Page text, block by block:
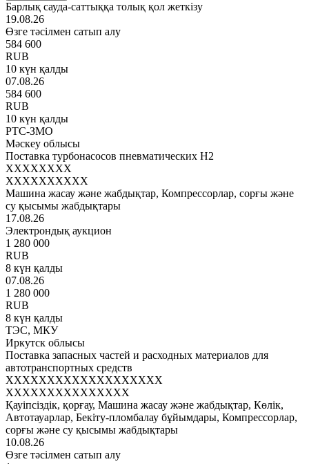
Барлық сауда-саттыққа толық қол жеткізу
19.08.26
Өзге тәсілмен сатып алу
584 600
RUB
10 күн қалды
07.08.26
584 600
RUB
10 күн қалды
РТС-ЗМО
Мәскеу облысы
Поставка турбонасосов пневматических Н2
XXXXXXXX
XXXXXXXXXX
Машина жасау және жабдықтар, Компрессорлар, сорғы және
су қысымы жабдықтары
17.08.26
Электрондық аукцион
1 280 000
RUB
8 күн қалды
07.08.26
1 280 000
RUB
8 күн қалды
ТЭС, МКУ
Иркутск облысы
Поставка запасных частей и расходных материалов для
автотранспортных средств
XXXXXXXXXXXXXXXXXXX
XXXXXXXXXXXXXXX
Қауіпсіздік, қорғау, Машина жасау және жабдықтар, Көлік,
Автотауарлар, Бекіту-пломбалау бұйымдары, Компрессорлар,
сорғы және су қысымы жабдықтары
10.08.26
Өзге тәсілмен сатып алу